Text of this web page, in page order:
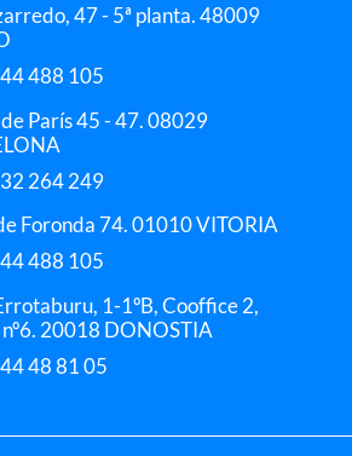
47 - 5ª planta. 48009
488 105
París 45 - 47. 08029
264 249
Foronda 74. 01010 VITORIA
488 105
1-1ºB, Cooffice 2,
20018 DONOSTIA
48 81 05